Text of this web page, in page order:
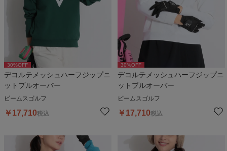
30%OFF
デコルテメッシュハーフジップニ
ットプルオーバー
ビームスゴルフ
￥ 17,710税込
30%OFF
デコルテメッシュハーフジップニ
ットプルオーバー
ビームスゴルフ
￥ 17,710税込